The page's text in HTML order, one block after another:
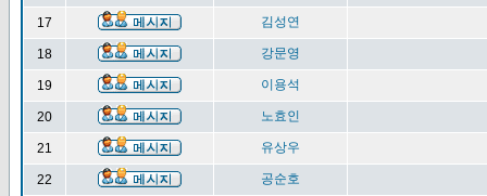
17 김성연
18 강문영
19 이용석
20 노효인
21 유상우
22 공순호